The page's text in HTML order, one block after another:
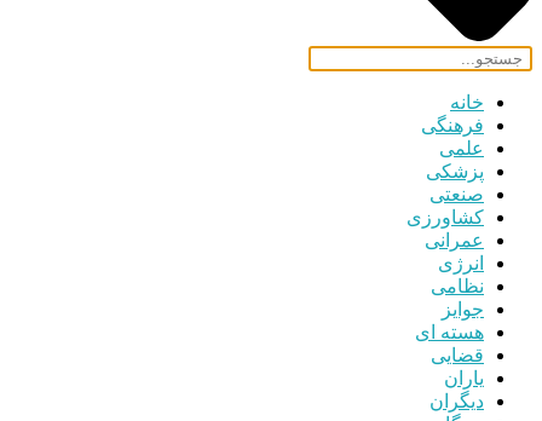
خانه
فرهنگی
علمی
پزشکی
صنعتی
کشاورزی
عمرانی
انرژی
نظامی
جوایز
هسته ای
قضایی
یاران
دیگران